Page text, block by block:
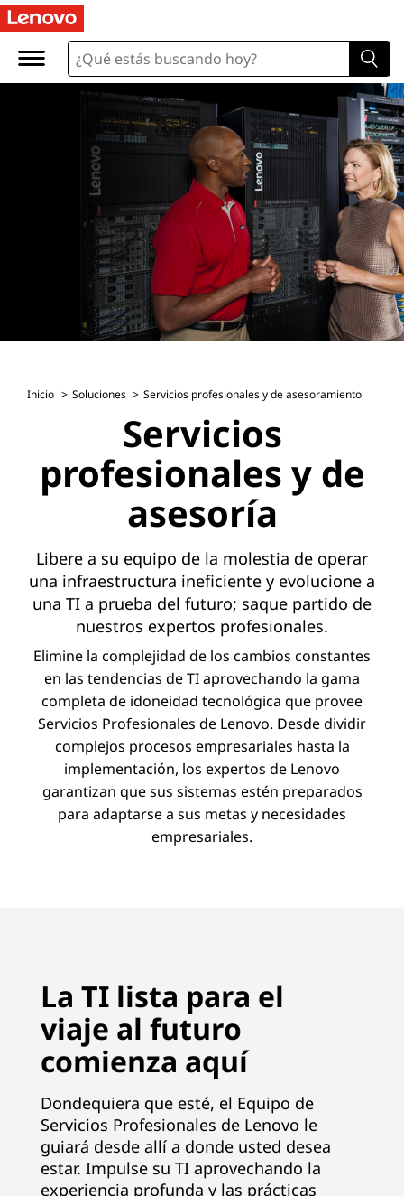
Inicio Soluciones Servicios profesionales y de asesoramiento
Servicios
profesionales y de
asesoría
Libere a su equipo de la molestia de operar
una infraestructura ineficiente y evolucione a
una TI a prueba del futuro; saque partido de
nuestros expertos profesionales.
Elimine la complejidad de los cambios constantes
en las tendencias de TI aprovechando la gama
completa de idoneidad tecnológica que provee
Servicios Profesionales de Lenovo. Desde dividir
complejos procesos empresariales hasta la
implementación, los expertos de Lenovo
garantizan que sus sistemas estén preparados
para adaptarse a sus metas y necesidades
empresariales.
La TI lista para el
viaje al futuro
comienza aquí
Dondequiera que esté, el Equipo de
Servicios Profesionales de Lenovo le
guiará desde allí a donde usted desea
estar. Impulse su TI aprovechando la
experiencia profunda y las prácticas